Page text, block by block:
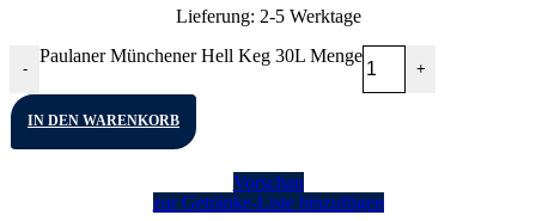
Lieferung: 2-5 Werktage
-
Paulaner Münchener Hell Keg 30L Menge
+
IN DEN WARENKORB
Vorschau
zur Getränke-Liste hinzufügen